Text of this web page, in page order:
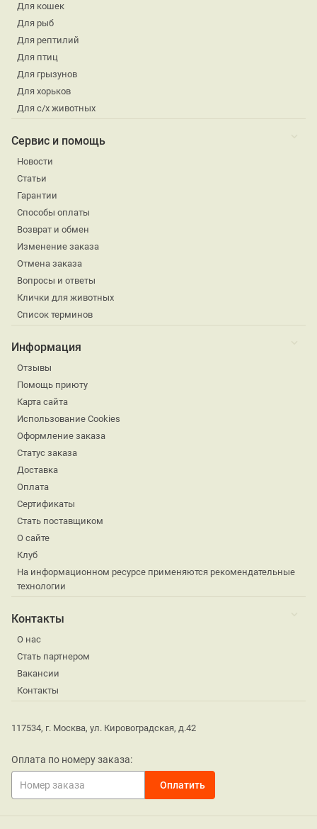
Для кошек
Для рыб
Для рептилий
Для птиц
Для грызунов
Для хорьков
Для с/х животных
Сервис и помощь
Новости
Статьи
Гарантии
Способы оплаты
Возврат и обмен
Изменение заказа
Отмена заказа
Вопросы и ответы
Клички для животных
Список терминов
Информация
Отзывы
Помощь приюту
Карта сайта
Использование Cookies
Оформление заказа
Статус заказа
Доставка
Оплата
Сертификаты
Стать поставщиком
О сайте
Клуб
На информационном ресурсе применяются рекомендательные
технологии
Контакты
О нас
Стать партнером
Вакансии
Контакты
117534, г. Москва, ул. Кировоградская, д.42
Оплата по номеру заказа: